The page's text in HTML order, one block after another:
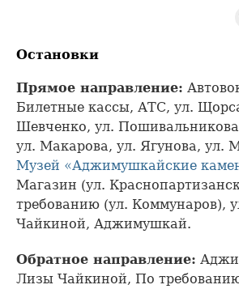
Остановки
Прямое направление:
Билетные кассы, АТС, ул.
Шевченко, ул.
ул. Макарова, ул. Ягунова, ул.
Музей «Аджимушкайские
Магазин (ул.
требованию (ул. Коммунаров),
Чайкиной, Аджимушкай.
Обратное направление:
Лизы Чайкиной, По